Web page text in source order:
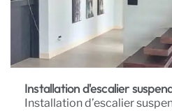
Installation d'escalier
Installation d’escalier